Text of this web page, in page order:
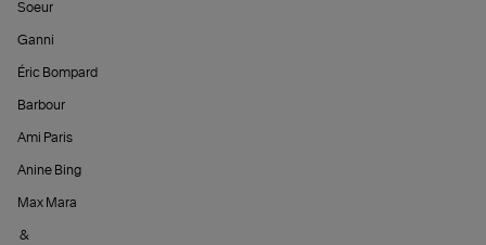
Soeur
Ganni
Éric Bompard
Barbour
Ami Paris
Anine Bing
Max Mara
&